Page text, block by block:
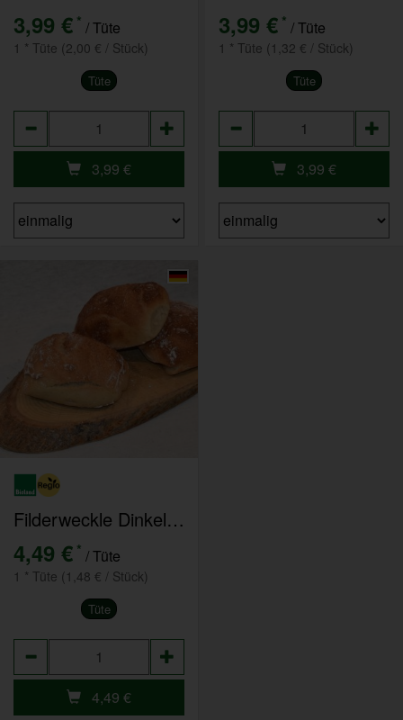
3,99 € * / Tüte
1 * Tüte (2,00 € / Stück)
Tüte
3,99 €
3,99 € * / Tüte
1 * Tüte (1,32 € / Stück)
Tüte
3,99 €
Filderweckle Dinkel-hell 3er Pack
4,49 € * / Tüte
1 * Tüte (1,48 € / Stück)
Tüte
4,49 €